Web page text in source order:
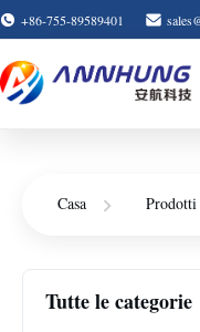
+86-755-89589401
Casa Prodotti
Tutte le categorie